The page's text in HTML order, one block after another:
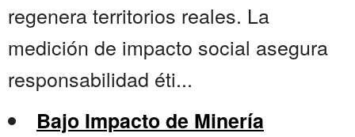
regenera territorios reales. La
medición de impacto social asegura
responsabilidad éti...
Bajo Impacto de Minería